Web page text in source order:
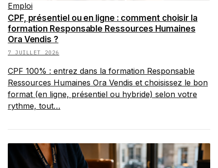
Emploi
CPF, présentiel ou en ligne : comment choisir la
formation Responsable Ressources Humaines
Ora Vendis ?
7 JUILLET 2026
CPF 100% : entrez dans la formation Responsable
Ressources Humaines Ora Vendis et choisissez le bon
format (en ligne, présentiel ou hybride) selon votre
rythme, tout…